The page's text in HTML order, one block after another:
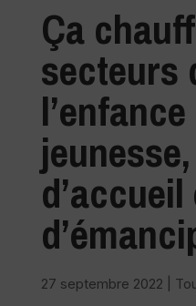
Ça
secteurs
d’accueil
27 septembre 2022